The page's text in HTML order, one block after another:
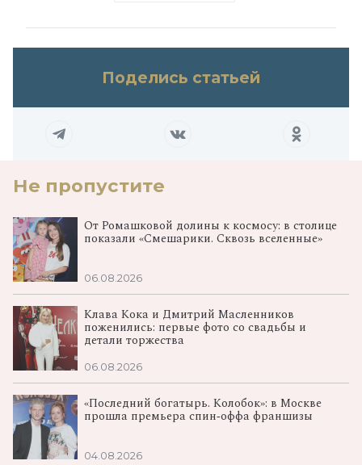
Поделись статьей
Не пропустите
От Ромашковой долины к космосу: в столице
показали «Смешарики. Сквозь вселенные»
06.08.2026
Клава Кока и Дмитрий Масленников
поженились: первые фото со свадьбы и
детали торжества
06.08.2026
«Последний богатырь. Колобок»: в Москве
прошла премьера спин‑оффа франшизы
04.08.2026